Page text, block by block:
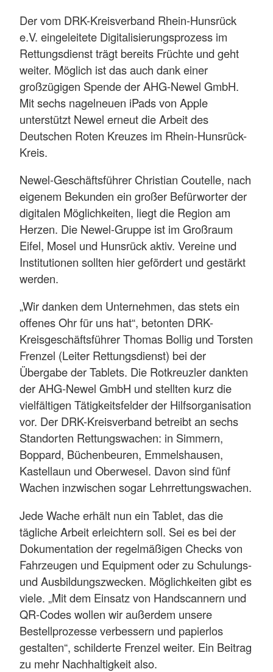
Der vom DRK-Kreisverband Rhein-Hunsrück
e.V. eingeleitete Digitalisierungsprozess im
Rettungsdienst trägt bereits Früchte und geht
weiter. Möglich ist das auch dank einer
großzügigen Spende der AHG-Newel GmbH.
Mit sechs nagelneuen iPads von Apple
unterstützt Newel erneut die Arbeit des
Deutschen Roten Kreuzes im Rhein-Hunsrück-
Kreis.
Newel-Geschäftsführer Christian Coutelle, nach
eigenem Bekunden ein großer Befürworter der
digitalen Möglichkeiten, liegt die Region am
Herzen. Die Newel-Gruppe ist im Großraum
Eifel, Mosel und Hunsrück aktiv. Vereine und
Institutionen sollten hier gefördert und gestärkt
werden.
„Wir danken dem Unternehmen, das stets ein
offenes Ohr für uns hat“, betonten DRK-
Kreisgeschäftsführer Thomas Bollig und Torsten
Frenzel (Leiter Rettungsdienst) bei der
Übergabe der Tablets. Die Rotkreuzler dankten
der AHG-Newel GmbH und stellten kurz die
vielfältigen Tätigkeitsfelder der Hilfsorganisation
vor. Der DRK-Kreisverband betreibt an sechs
Standorten Rettungswachen: in Simmern,
Boppard, Büchenbeuren, Emmelshausen,
Kastellaun und Oberwesel. Davon sind fünf
Wachen inzwischen sogar Lehrrettungswachen.
Jede Wache erhält nun ein Tablet, das die
tägliche Arbeit erleichtern soll. Sei es bei der
Dokumentation der regelmäßigen Checks von
Fahrzeugen und Equipment oder zu Schulungs-
und Ausbildungszwecken. Möglichkeiten gibt es
viele. „Mit dem Einsatz von Handscannern und
QR-Codes wollen wir außerdem unsere
Bestellprozesse verbessern und papierlos
gestalten“, schilderte Frenzel weiter. Ein Beitrag
zu mehr Nachhaltigkeit also.